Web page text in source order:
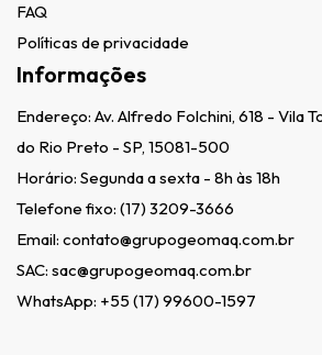
FAQ
Políticas de privacidade
Informações
Endereço: Av. Alfredo Folchini, 618 - Vila
do Rio Preto - SP, 15081-500
Horário: Segunda a sexta - 8h às 18h
Telefone fixo: (17) 3209-3666
Email: contato@grupogeomaq.com.br
SAC: sac@grupogeomaq.com.br
WhatsApp: +55 (17) 99600-1597